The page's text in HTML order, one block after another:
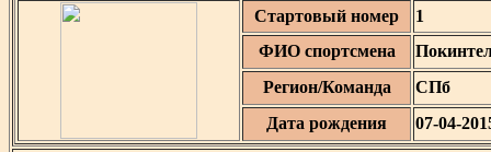
Стартовый номер
1
ФИО спортсмена
Регион/Команда
СПб
Дата рождения
07-04-